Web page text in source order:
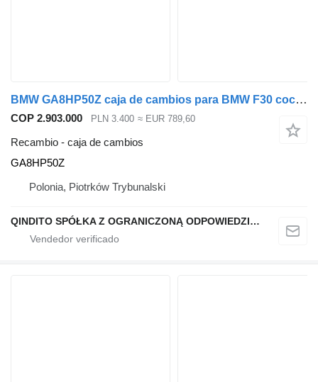
BMW GA8HP50Z caja de cambios para BMW F30 coche
COP 2.903.000 PLN 3.400 ≈ EUR 789,60
Recambio - caja de cambios
GA8HP50Z
Polonia, Piotrków Trybunalski
QINDITO SPÓŁKA Z OGRANICZONĄ ODPOWIEDZIALNOŚCIĄ